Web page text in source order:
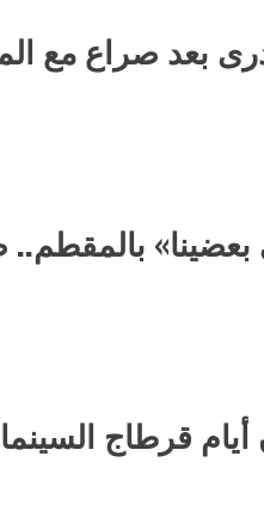
بعد صراع مع
بالمقطم..